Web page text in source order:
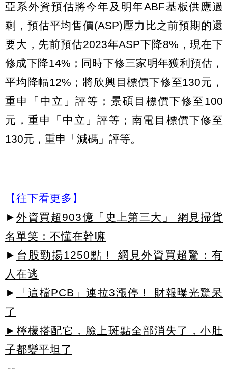
亞系外資預估將今年及明年ABF基板供應過
剩，預估平均售價(ASP)壓力比之前預期的還
要大，先前預估2023年ASP下降8%，現在下
修成下降14%；同時下修三家明年獲利預估，
平均降幅12%；將欣興目標價下修至130元，
重申「中立」評等；景碩目標價下修至100
元，重申「中立」評等；南電目標價下修至
130元，重申「減碼」評等。
【往下看更多】
► 外資買超903億「史上第三大」 網見掃貨
名單笑：不懂在幹嘛
► 台股勁揚1250點！ 網見外資買超驚：有
人在逃
►
「這檔PCB」連拉3漲停！ 財報曝光驚呆
了
►檸檬搭配它，臉上斑點全部消失了，小肚
子都變平坦了